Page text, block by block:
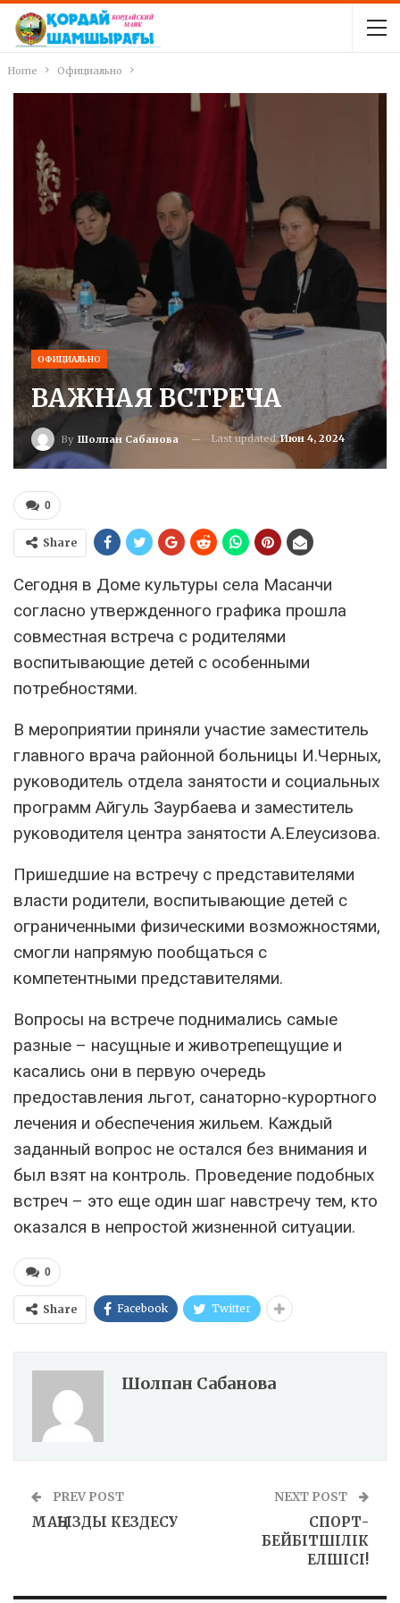
Home Официально
ОФИЦИАЛЬНО
ВАЖНАЯ ВСТРЕЧА
By Шолпан Сабанова Last updatedИюн 4, 2024
0
Share
Сегодня в Доме культуры села Масанчи
согласно утвержденного графика прошла
совместная встреча с родителями
воспитывающие детей с особенными
потребностями.
В мероприятии приняли участие заместитель
главного врача районной больницы И.Черных,
руководитель отдела занятости и социальных
программ Айгуль Заурбаева и заместитель
руководителя центра занятости А.Елеусизова.
Пришедшие на встречу с представителями
власти родители, воспитывающие детей с
ограниченными физическими возможностями,
смогли напрямую пообщаться с
компетентными представителями.
Вопросы на встрече поднимались самые
разные – насущные и животрепещущие и
касались они в первую очередь
предоставления льгот, санаторно-курортного
лечения и обеспечения жильем. Каждый
заданный вопрос не остался без внимания и
был взят на контроль. Проведение подобных
встреч – это еще один шаг навстречу тем, кто
оказался в непростой жизненной ситуации.
0
Share Facebook Twitter
Шолпан Сабанова
PREV POST
МАҢЫЗДЫ КЕЗДЕСУ
NEXT POST
СПОРТ-
БЕЙБІТШІЛІК
ЕЛШІСІ!